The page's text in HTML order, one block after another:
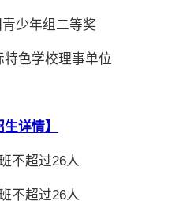
少年组二等奖
色学校理事单位
详情】
不超过26人
不超过26人